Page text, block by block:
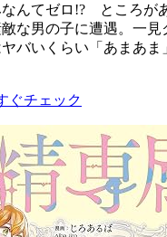
なんてゼロ!? ところが
敵な男の子に遭遇。一見
バいくらい「あまあま
ぐチェック